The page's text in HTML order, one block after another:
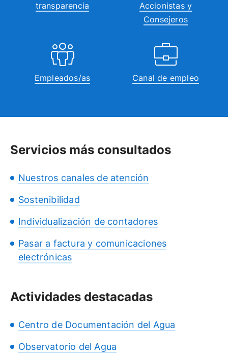
transparencia
Accionistas y
Consejeros
Empleados/as Canal de empleo
Servicios más consultados
Nuestros canales de atención
Sostenibilidad
Individualización de contadores
Pasar a factura y comunicaciones
electrónicas
Actividades destacadas
Centro de Documentación del Agua
Observatorio del Agua